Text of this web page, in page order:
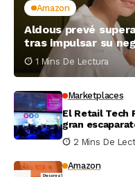
Amazon
Aldous prevé
tras impulsar su
1 Mins De Lectura
Marketplaces
El Retail Tech
gran
minorista
2 Mins De
Amazon